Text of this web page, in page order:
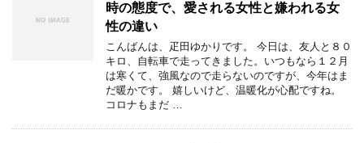
時の態度で、愛される女性と嫌われる女
性の違い
こんばんは、疋田ゆかりです。 今日は、友人と８０
キロ、自転車で走ってきました。いつもなら１２月
は寒くて、強風なので走らないのですが、今年はま
だ暖かです。 嬉しいけど、温暖化が心配ですね。
コロナもまだ …